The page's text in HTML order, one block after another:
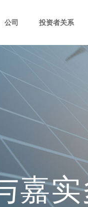
公司 投资者关系
嘉